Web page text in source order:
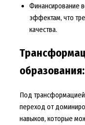
Финансирование
эффектам, что
качества.
Под
переход от
навыков, которые